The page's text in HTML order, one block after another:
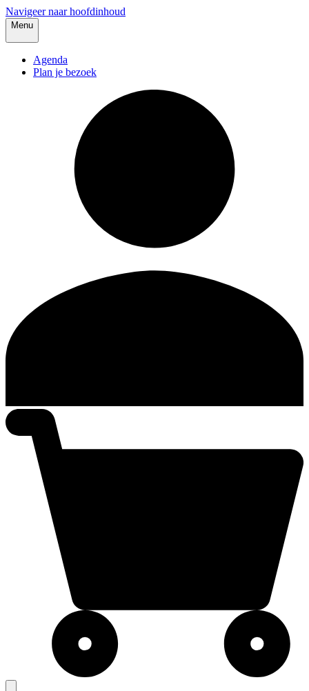
Navigeer naar hoofdinhoud
Menu
Agenda
Plan je bezoek